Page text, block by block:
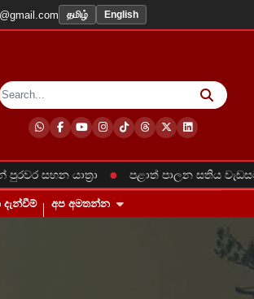
தமிழ் English
● පළාත් පාලන සතිය වැඩසටහන්
අප අමතන්න